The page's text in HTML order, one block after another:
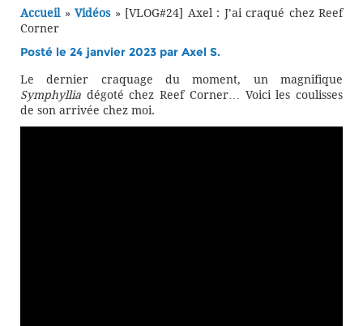
Accueil» Vidéos» [VLOG#24] Axel : J’ai craqué chez Reef
Corner
Posté le 24 janvier 2023 par Axel S.
Le dernier craquage du moment, un magnifique
Symphyllia dégoté chez Reef Corner… Voici les coulisses
de son arrivée chez moi.